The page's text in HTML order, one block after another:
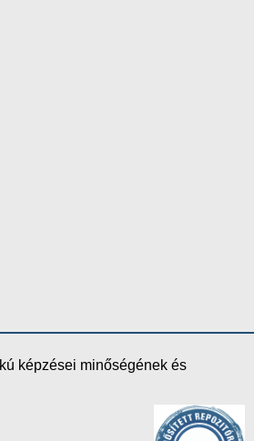
képzései minőségének és